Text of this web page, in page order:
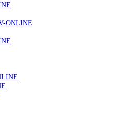
dez doentes com enfarte
de Lp(a), revela estudo
primeira linha no cancro da
em doentes não
PD-(L)1
ONLINE